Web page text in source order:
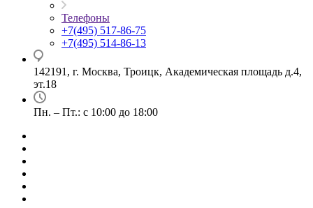
Телефоны
+7(495) 517-86-75
+7(495) 514-86-13
142191, г. Москва, Троицк, Академическая площадь д.4,
эт.18
Пн. – Пт.: с 10:00 до 18:00